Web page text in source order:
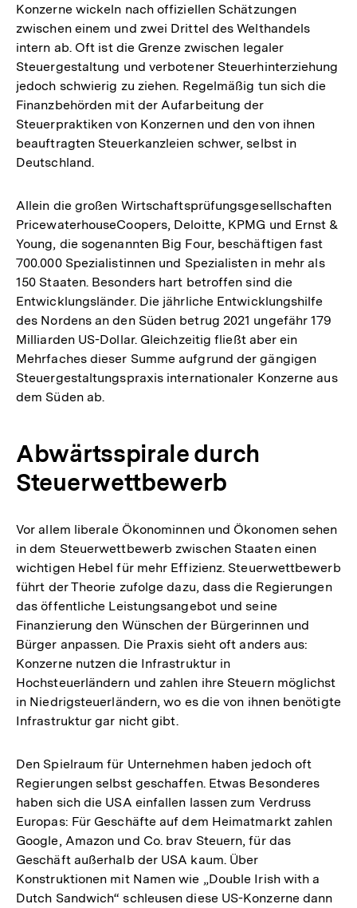
Konzerne wickeln nach offiziellen Schätzungen
zwischen einem und zwei Drittel des Welthandels
intern ab. Oft ist die Grenze zwischen legaler
Steuergestaltung und verbotener Steuerhinterziehung
jedoch schwierig zu ziehen. Regelmäßig tun sich die
Finanzbehörden mit der Aufarbeitung der
Steuerpraktiken von Konzernen und den von ihnen
beauftragten Steuerkanzleien schwer, selbst in
Deutschland.
Allein die großen Wirtschaftsprüfungsgesellschaften
PricewaterhouseCoopers, Deloitte, KPMG und Ernst &
Young, die sogenannten Big Four, beschäftigen fast
700.000 Spezialistinnen und Spezialisten in mehr als
150 Staaten. Besonders hart betroffen sind die
Entwicklungsländer. Die jährliche Entwicklungshilfe
des Nordens an den Süden betrug 2021 ungefähr 179
Milliarden US-Dollar. Gleichzeitig fließt aber ein
Mehrfaches dieser Summe aufgrund der gängigen
Steuergestaltungspraxis internationaler Konzerne aus
dem Süden ab.
Abwärtsspirale durch
Steuerwettbewerb
Vor allem liberale Ökonominnen und Ökonomen sehen
in dem Steuerwettbewerb zwischen Staaten einen
wichtigen Hebel für mehr Effizienz. Steuerwettbewerb
führt der Theorie zufolge dazu, dass die Regierungen
das öffentliche Leistungsangebot und seine
Finanzierung den Wünschen der Bürgerinnen und
Bürger anpassen. Die Praxis sieht oft anders aus:
Konzerne nutzen die Infrastruktur in
Hochsteuerländern und zahlen ihre Steuern möglichst
in Niedrigsteuerländern, wo es die von ihnen benötigte
Infrastruktur gar nicht gibt.
Den Spielraum für Unternehmen haben jedoch oft
Regierungen selbst geschaffen. Etwas Besonderes
haben sich die USA einfallen lassen zum Verdruss
Europas: Für Geschäfte auf dem Heimatmarkt zahlen
Google, Amazon und Co. brav Steuern, für das
Geschäft außerhalb der USA kaum. Über
Konstruktionen mit Namen wie „Double Irish with a
Dutch Sandwich“ schleusen diese US-Konzerne dann